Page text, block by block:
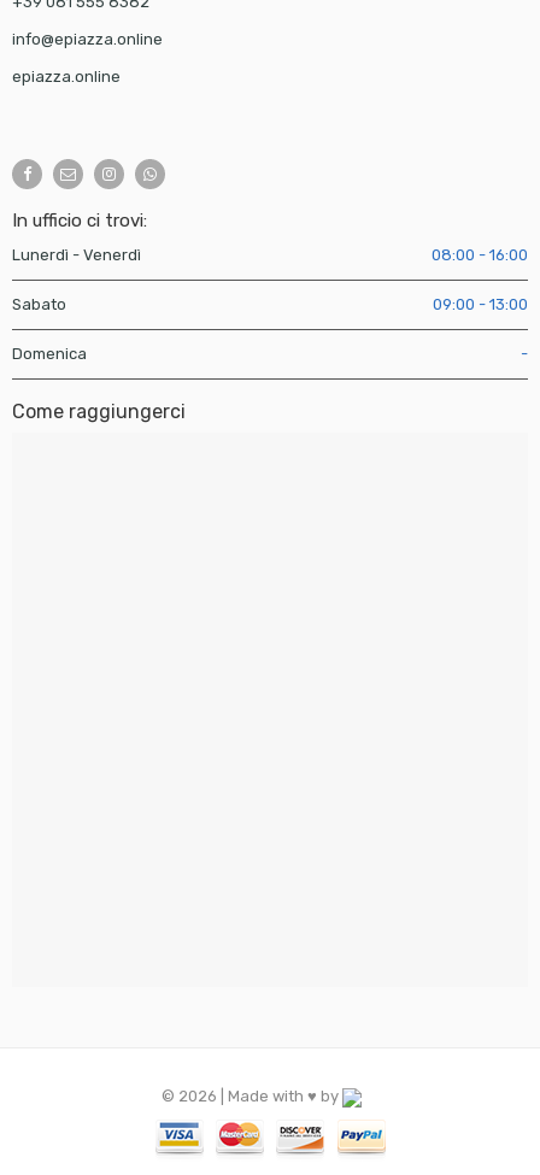
info@epiazza.online
epiazza.online
In ufficio ci trovi:
Lunerdì - Venerdì 08:00 - 16:00
Sabato 09:00 - 13:00
Domenica -
Come raggiungerci
© 2026 | Made with ♥️ by